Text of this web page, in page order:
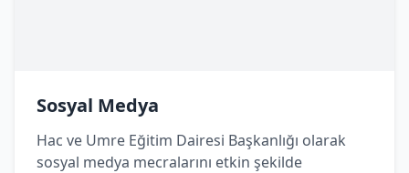
Sosyal Medya
Hac ve Umre Eğitim Dairesi Başkanlığı olarak
sosyal medya mecralarını etkin şekilde